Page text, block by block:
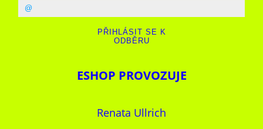
ESHOP PROVOZUJE
Renata Ullrich